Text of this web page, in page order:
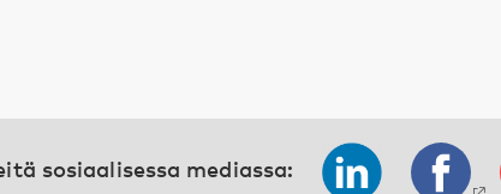
sosiaalisessa mediassa: